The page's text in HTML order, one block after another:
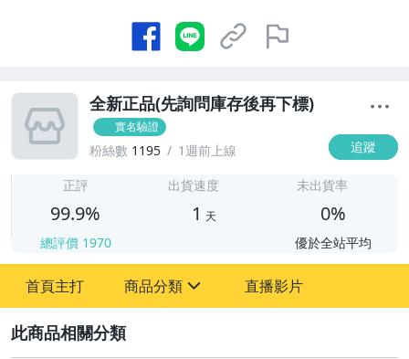
全新正品(先詢問庫存後再下標)
實名驗證
粉絲數 1195 1週前上線 追蹤
正評
99.9%
總評價 1970
出貨速度
1 天
未出貨率
0%
優於全站平均
首頁主打 商品分類
嬰幼兒與孕婦
直播影片